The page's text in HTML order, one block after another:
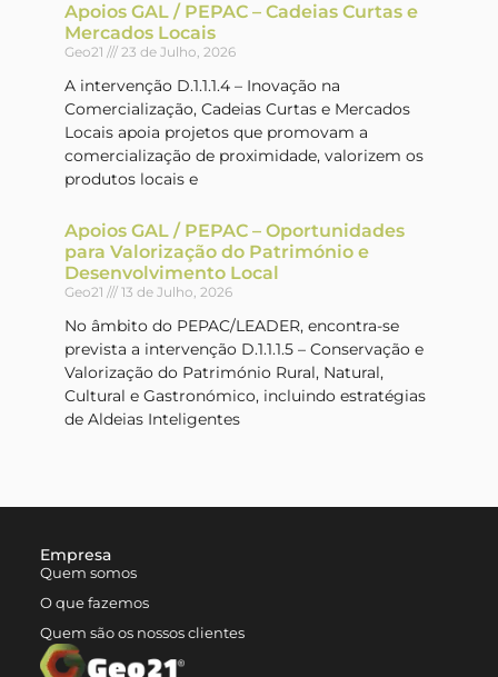
Apoios GAL / PEPAC – Cadeias Curtas e
Mercados Locais
Geo21 23 de Julho, 2026
A intervenção D.1.1.1.4 – Inovação na
Comercialização, Cadeias Curtas e Mercados
Locais apoia projetos que promovam a
comercialização de proximidade, valorizem os
produtos locais e
Apoios GAL / PEPAC – Oportunidades
para Valorização do Património e
Desenvolvimento Local
Geo21 13 de Julho, 2026
No âmbito do PEPAC/LEADER, encontra-se
prevista a intervenção D.1.1.1.5 – Conservação e
Valorização do Património Rural, Natural,
Cultural e Gastronómico, incluindo estratégias
de Aldeias Inteligentes
Empresa
Quem somos
O que fazemos
Quem são os nossos clientes